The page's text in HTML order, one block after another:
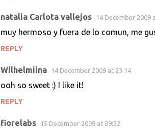
natalia Carlota vallejos 14 December 2009
muy hermoso y fuera de lo comun, me
REPLY
Wilhelmiina 14 December 2009 at 23:14
ooh so sweet :) I like it!
REPLY
fiorelabs 15 December 2009 at 09:32